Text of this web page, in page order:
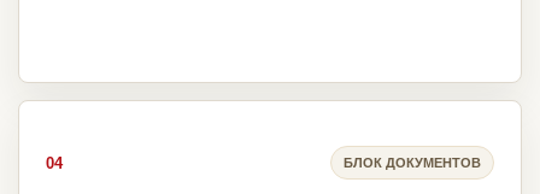
04 БЛОК ДОКУМЕНТОВ